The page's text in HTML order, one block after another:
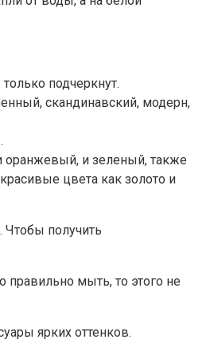
подчеркнут.
скандинавский, модерн,
оранжевый, и зеленый, также
цвета как золото и
Чтобы получить
правильно мыть, то этого не
ярких оттенков.